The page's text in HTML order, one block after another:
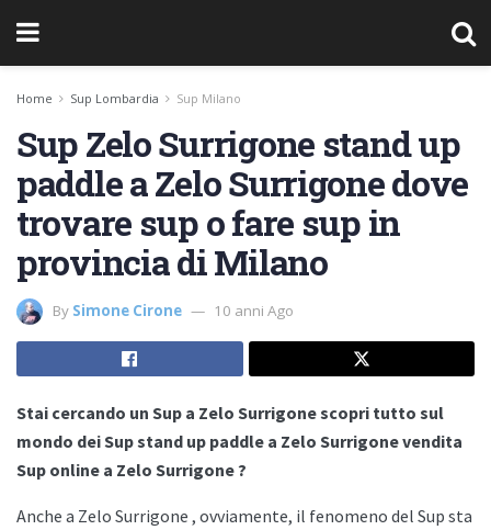
Home Sup Lombardia Sup Milano
Sup Zelo Surrigone stand up
paddle a Zelo Surrigone dove
trovare sup o fare sup in
provincia di Milano
By Simone Cirone 10 anni Ago
Stai cercando un Sup a Zelo Surrigone scopri tutto sul
mondo dei Sup stand up paddle a Zelo Surrigone vendita
Sup online a Zelo Surrigone ?
Anche a Zelo Surrigone , ovviamente, il fenomeno del Sup sta